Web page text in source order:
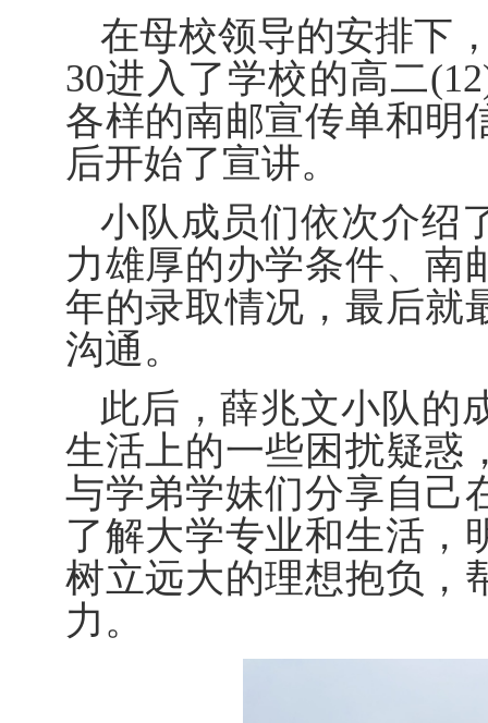
在母校领导的安排下
30进入了学校的高二
各样的南邮宣传单和明
后开始了宣讲。
小队成员们依次介绍
力雄厚的办学条件、南
年的录取情况，最后就
沟通。
此后，薛兆文小队的
生活上的一些困扰疑惑
与学弟学妹们分享自己
了解大学专业和生活，
树立远大的理想抱负，
力。